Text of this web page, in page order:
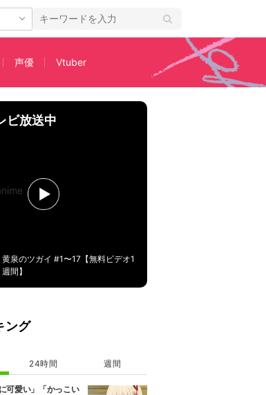
声優 Vtuber
夜あそび】
ビ放送中
黄泉のツガイ #1〜17【無料ビデオ1
週間】
ング
24時間 週間
可愛い」「かっこい